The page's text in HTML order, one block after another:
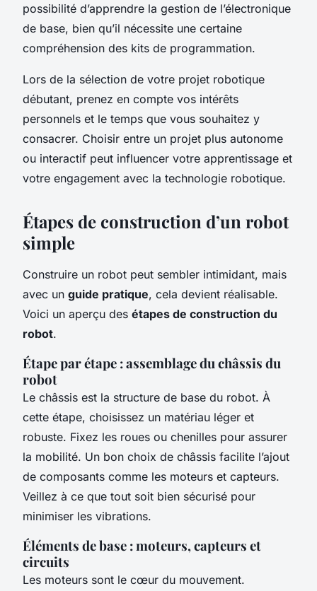
possibilité d’apprendre la gestion de l’électronique
de base, bien qu’il nécessite une certaine
compréhension des kits de programmation.
Lors de la sélection de votre projet robotique
débutant, prenez en compte vos intérêts
personnels et le temps que vous souhaitez y
consacrer. Choisir entre un projet plus autonome
ou interactif peut influencer votre apprentissage et
votre engagement avec la technologie robotique.
Étapes de construction d’un robot
simple
Construire un robot peut sembler intimidant, mais
avec un guide pratique, cela devient réalisable.
Voici un aperçu des étapes de construction du
robot.
Étape par étape : assemblage du châssis du
robot
Le châssis est la structure de base du robot. À
cette étape, choisissez un matériau léger et
robuste. Fixez les roues ou chenilles pour assurer
la mobilité. Un bon choix de châssis facilite l’ajout
de composants comme les moteurs et capteurs.
Veillez à ce que tout soit bien sécurisé pour
minimiser les vibrations.
Éléments de base : moteurs, capteurs et
circuits
Les moteurs sont le cœur du mouvement.